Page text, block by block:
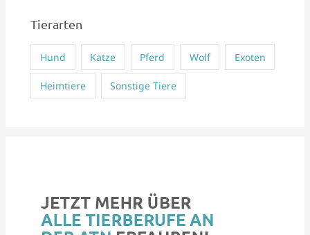
Tierarten
Hund Katze Pferd Wolf Exoten
Heimtiere Sonstige Tiere